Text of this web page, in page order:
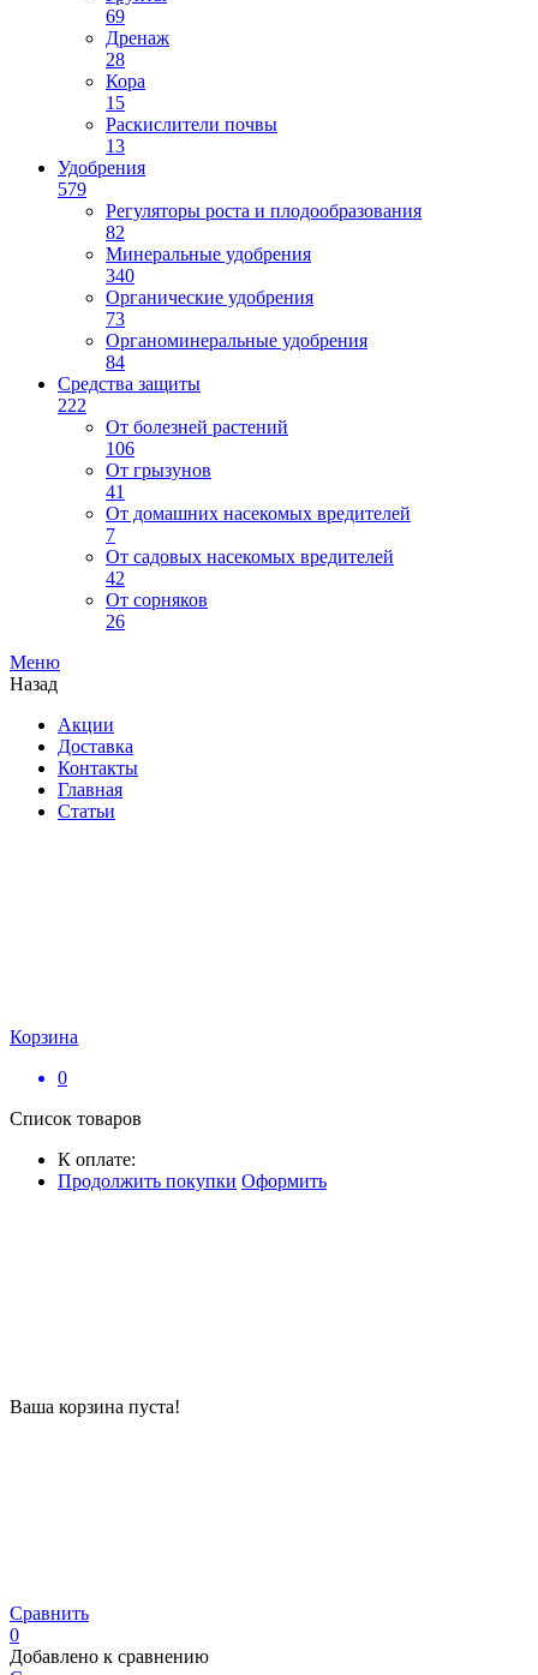
69
Дренаж
28
Кора
15
Раскислители почвы
13
Удобрения
579
Регуляторы роста и плодообразования
82
Минеральные удобрения
340
Органические удобрения
73
Органоминеральные удобрения
84
Средства защиты
222
От болезней растений
106
От грызунов
41
От домашних насекомых вредителей
7
От садовых насекомых вредителей
42
От сорняков
26
Меню
Назад
Акции
Доставка
Контакты
Главная
Статьи
Корзина
0
Список товаров
К оплате:
Продолжить покупки Оформить
Ваша корзина пуста!
Сравнить
0
Добавлено к сравнению